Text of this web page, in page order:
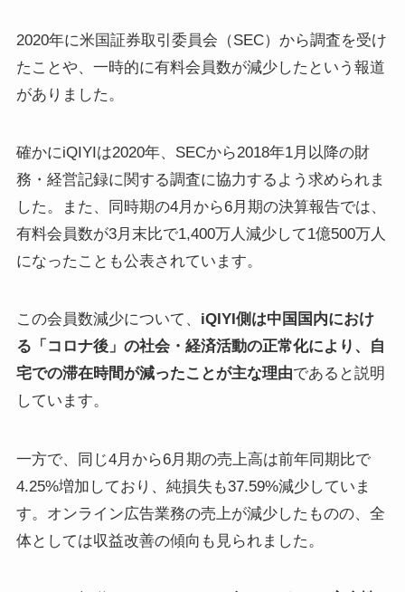
2020年に米国証券取引委員会（SEC）から調査を受け
たことや、一時的に有料会員数が減少したという報道
がありました。
確かにiQIYIは2020年、SECから2018年1月以降の財
務・経営記録に関する調査に協力するよう求められま
した。また、同時期の4月から6月期の決算報告では、
有料会員数が3月末比で1,400万人減少して1億500万人
になったことも公表されています。
この会員数減少について、 iQIYI側は中国国内におけ
る「コロナ後」の社会・経済活動の正常化により、自
宅での滞在時間が減ったことが主な理由であると説明
しています。
一方で、同じ4月から6月期の売上高は前年同期比で
4.25%増加しており、純損失も37.59%減少していま
す。オンライン広告業務の売上が減少したものの、全
体としては収益改善の傾向も見られました。